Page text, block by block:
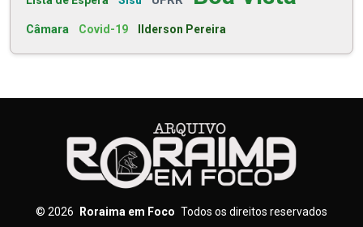
Câmara Covid-19 Ilderson Pereira
© 2026 Roraima em Foco Todos os direitos reservados